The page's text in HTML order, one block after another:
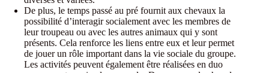
De plus, le temps passé au pré fournit aux chevaux la
possibilité d’interagir socialement avec les membres de
leur troupeau ou avec les autres animaux qui y sont
présents. Cela renforce les liens entre eux et leur permet
de jouer un rôle important dans la vie sociale du groupe.
Les activités peuvent également être réalisées en duo